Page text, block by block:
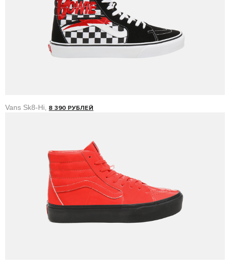
Vans Sk8-Hi, 8 390 РУБЛЕЙ